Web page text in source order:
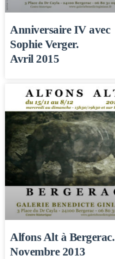
Anniversaire IV avec
Sophie Verger.
Avril 2015
Alfons Alt à Bergerac.
Novembre 2013